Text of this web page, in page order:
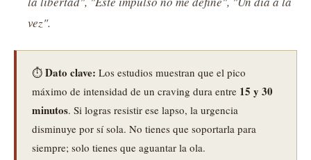
vez".
⏱️ Dato clave: Los estudios muestran que el pico
máximo de intensidad de un craving dura entre 15 y 30
minutos. Si logras resistir ese lapso, la urgencia
disminuye por sí sola. No tienes que soportarla para
siempre; solo tienes que aguantar la ola.